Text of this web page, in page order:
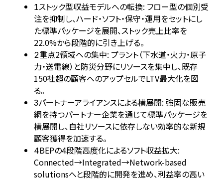
1ストック型収益モデルへの転換: フロー型の個別受
注を抑制し、ハード・ソフト・保守・運用をセットにし
た標準パッケージを展開、ストック売上比率を
22.0%から段階的に引き上げる。
2重点2領域への集中: プラント（下水道・火力・原子
力・送電線）と防災分野にリソースを集中し、既存
150社超の顧客へのアップセルでLTV最大化を図
る。
3パートナーアライアンスによる横展開: 強固な販売
網を持つパートナー企業を通じて標準パッケージを
横展開し、自社リソースに依存しない効率的な新規
顧客獲得を加速する。
4BEPの4段階高度化によるソフト収益拡大:
Connected→Integrated→Network-based
solutionsへと段階的に開発を進め、利益率の高い